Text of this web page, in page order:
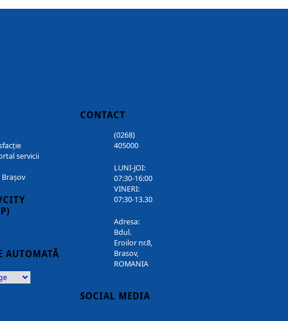
servicii
AUTOMATĂ
CONTACT
(0268)
405000
LUNI-JOI:
07:30-16:00
VINERI:
07:30-13.30
Adresa:
Bdul.
Eroilor nr.8,
Brasov,
ROMANIA
SOCIAL MEDIA